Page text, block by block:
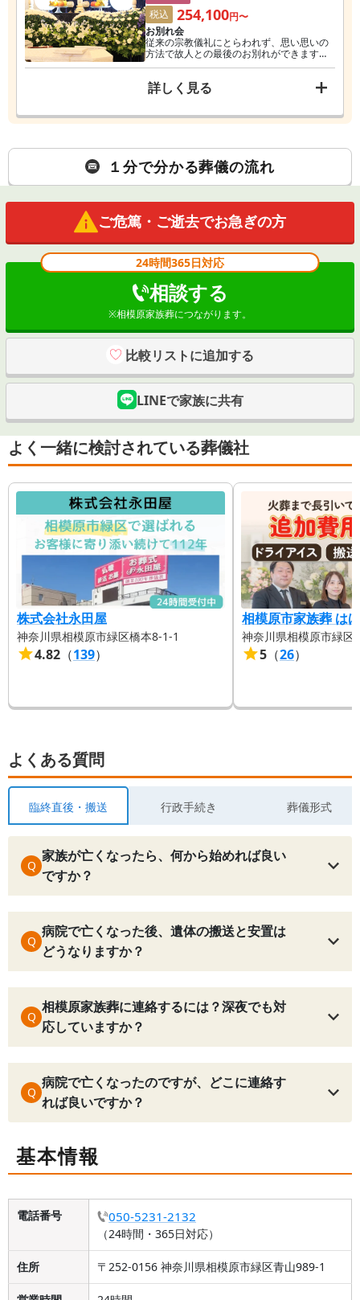
税込
254,100円〜
お別れ会
従来の宗教儀礼にとらわれず、思い思いの
方法で故人との最後のお別れができます。
代表的な方法として、棺を花と親しい方で
いた音楽で送る「音楽葬」などがありま
す。
詳しく見る
１分で分かる葬儀の流れ
ご危篤・ご逝去でお急ぎの方
24時間365日対応
相談する
※相模原家族葬につながります。
比較リストに追加する
LINEで家族に共有
よく一緒に検討されている葬儀社
株式会社永田屋
神奈川県相模原市緑区橋本8-1-1
4.82 （139）
相模原市家族葬 は
神奈川県相模原市緑区
5 （26）
よくある質問
臨終直後・搬送 行政手続き 葬儀形式
Q
家族が亡くなったら、何から始めれば良い
ですか？
Q
病院で亡くなった後、遺体の搬送と安置は
どうなりますか？
Q
相模原家族葬に連絡するには？深夜でも対
応していますか？
Q
病院で亡くなったのですが、どこに連絡す
れば良いですか？
基本情報
電話番号 050-5231-2132
（24時間・365日対応）
住所 〒252-0156 神奈川県相模原市緑区青山989-1